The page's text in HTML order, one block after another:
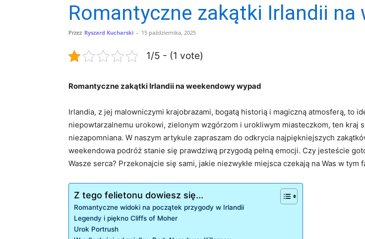
Romantyczne zakątki Irlandii na
Przez Ryszard Kucharski - 15 października, 2025
1/5 - (1 vote)
Romantyczne zakątki Irlandii na weekendowy ‍wypad
Irlandia, z jej ‍malowniczymi krajobrazami, bogatą historią i magiczną atmosferą, to
niepowtarzalnemu urokowi, zielonym wzgórzom i urokliwym miasteczkom, ten kraj
niezapomniana. W naszym artykule zapraszam ‌do odkrycia najpiękniejszych
weekendowa podróż stanie się prawdziwą ‍przygodą⁣ pełną emocji. Czy jesteście
Wasze ​serca? ‍Przekonajcie się sami, jakie niezwykłe miejsca czekają na Was w tym⁣
Z tego felietonu dowiesz się...
Romantyczne widoki na początek ‍przygody w Irlandii
Legendy i ‌piękno Cliffs of ‍Moher
Urok Portrush